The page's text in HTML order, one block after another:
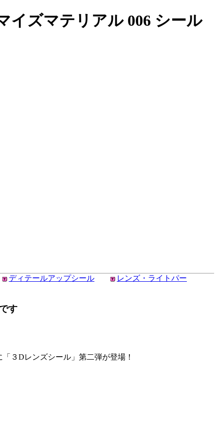
イズマテリアル 006 シール
ディテールアップシール
レンズ・ライトパー
す
３Dレンズシール」第二弾が登場！